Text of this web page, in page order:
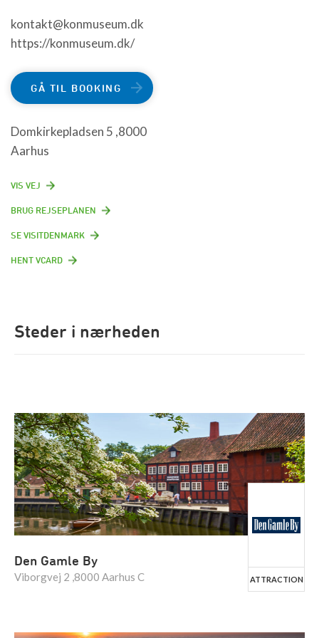
kontakt@konmuseum.dk
https://konmuseum.dk/
GÅ TIL BOOKING
Domkirkepladsen 5 ,8000
Aarhus
VIS VEJ
BRUG REJSEPLANEN
SE VISITDENMARK
HENT VCARD
Steder i nærheden
Den Gamle By
Viborgvej 2 ,8000 Aarhus C ATTRACTION